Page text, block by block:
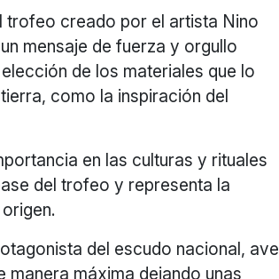
trofeo creado por el artista Nino
mensaje de fuerza y orgullo
de los materiales que lo
como la inspiración del
en las culturas y rituales
del trofeo y representa la
del escudo nacional, ave
máxima dejando unas